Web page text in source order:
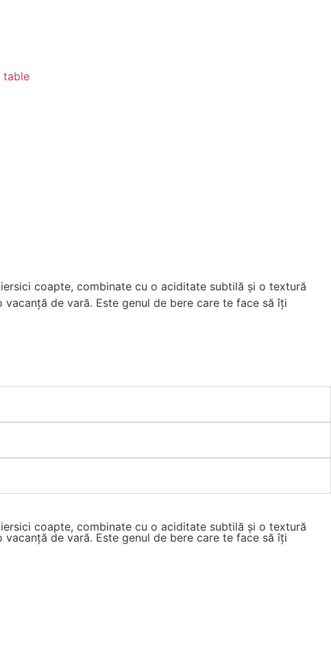
table
coapte, combinate cu o aciditate subtilă și o textură
de vară. Este genul de bere care te face să îți
coapte, combinate cu o aciditate subtilă și o textură
de vară. Este genul de bere care te face să îți